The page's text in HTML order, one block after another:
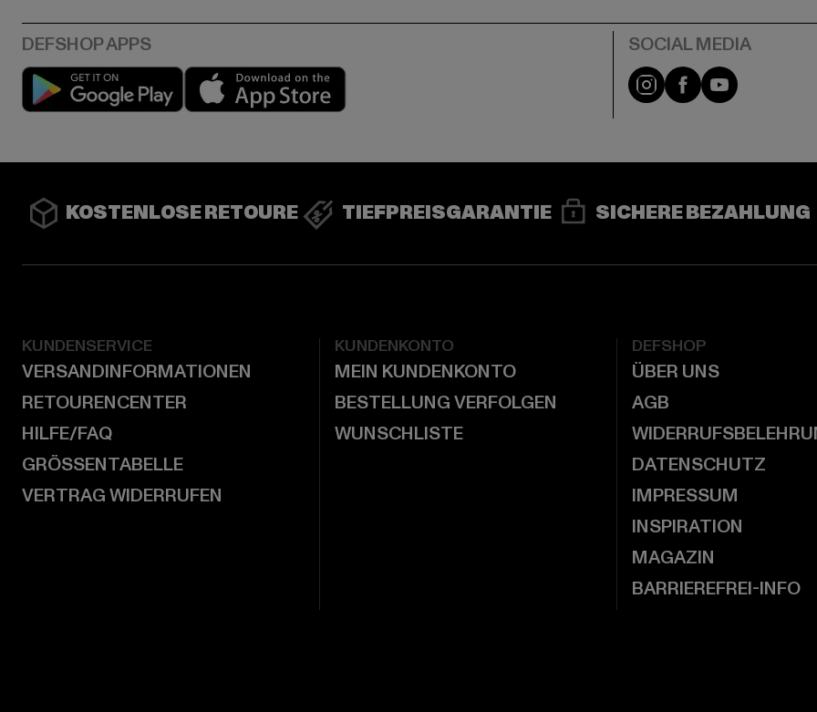
Play market Instagram
FacebookYouTube
KOSTENLOSE RETOURE TIEFPREISGARANTIE SICHERE BEZAHLUNG
KUNDENSERVICE
VERSANDINFORMATIONEN
RETOURENCENTER
HILFE/FAQ
GRÖSSENTABELLE
VERTRAG WIDERRUFEN
KUNDENKONTO
MEIN KUNDENKONTO
BESTELLUNG VERFOLGEN
WUNSCHLISTE
DEFSHOP
ÜBER UNS
AGB
DATENSCHUTZ
IMPRESSUM
INSPIRATION
MAGAZIN
BARRIEREFREI-INFO